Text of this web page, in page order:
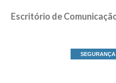
Escritório de